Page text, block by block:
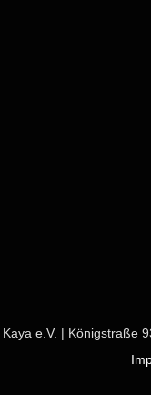
Kaya e.V. | Königstraße